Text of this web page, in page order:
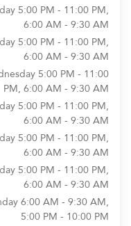
5:00 PM - 11:00 PM,
6:00 AM - 9:30 AM
5:00 PM - 11:00 PM,
6:00 AM - 9:30 AM
5:00 PM - 11:00
PM, 6:00 AM - 9:30 AM
5:00 PM - 11:00 PM,
6:00 AM - 9:30 AM
5:00 PM - 11:00 PM,
6:00 AM - 9:30 AM
5:00 PM - 11:00 PM,
6:00 AM - 9:30 AM
6:00 AM - 9:30 AM,
5:00 PM - 10:00 PM